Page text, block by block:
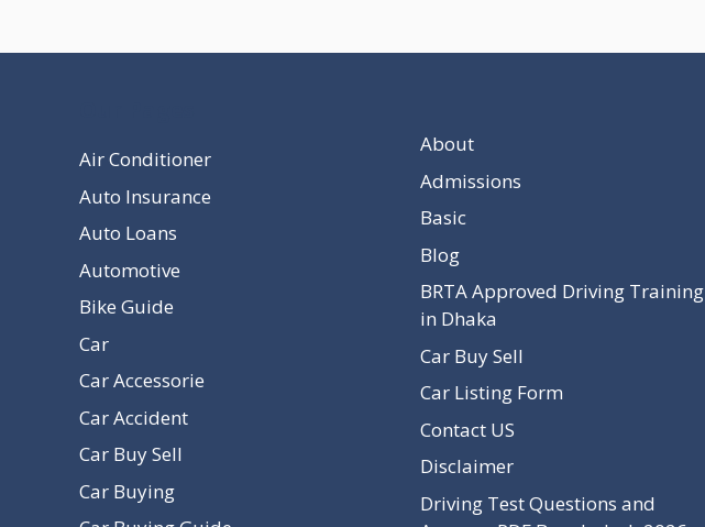
Air Conditioner
Auto Insurance
Auto Loans
Automotive
Bike Guide
Car
Car Accessorie
Car Accident
Car Buy Sell
Car Buying
About
Admissions
Basic
Blog
BRTA Approved Driving Training
in Dhaka
Car Buy Sell
Car Listing Form
Contact US
Disclaimer
Driving Test Questions and